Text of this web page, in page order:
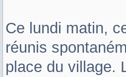
Ce lundi matin,
réunis
place du village.